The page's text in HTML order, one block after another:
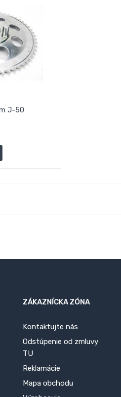
J-50
ZÁKAZNÍCKA ZÓNA
Kontaktujte nás
Odstúpenie od zmluvy
TU
Reklamácie
Mapa obchodu